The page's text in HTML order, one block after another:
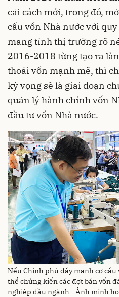
cải cách mới, trong đó,
cấu vốn Nhà nước với
mang tính thị trường rõ
2016-2018 từng tạo ra
thoái vốn mạnh mẽ, thì
kỳ vọng sẽ là giai đoạn
quản lý hành chính vốn
đầu tư vốn Nhà nước.
Nếu Chính phủ đẩy mạnh cơ
thể chứng kiến các đợt bán vốn
nghiệp đầu ngành - Ảnh minh